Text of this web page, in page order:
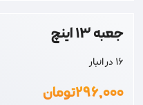
جعبه 13 اینچ
16 در انبار
۲۹۶,۰۰۰تومان